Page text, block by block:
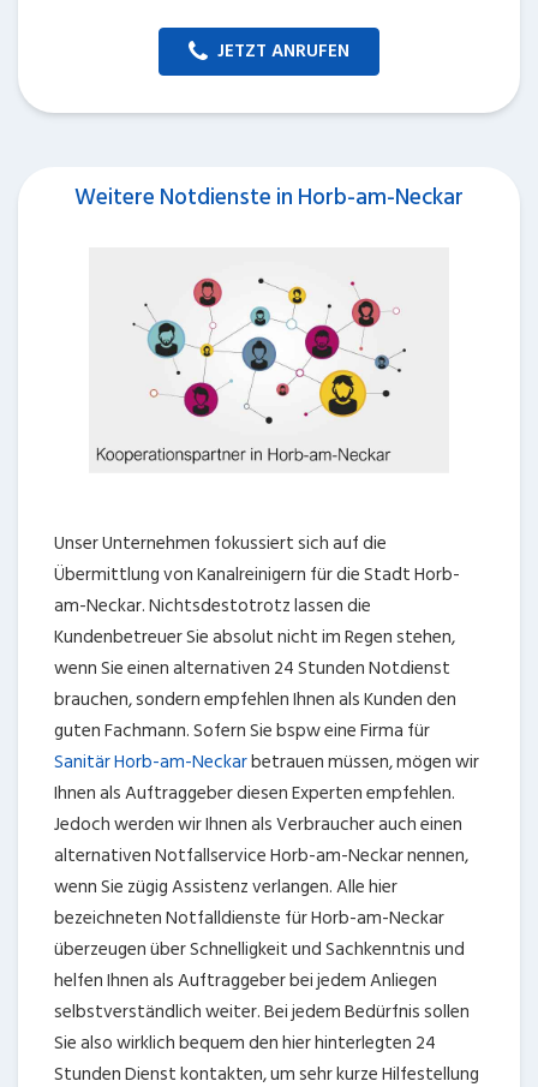
JETZT ANRUFEN
Weitere Notdienste in Horb-am-Neckar
Unser Unternehmen fokussiert sich auf die
Übermittlung von Kanalreinigern für die Stadt Horb-
am-Neckar. Nichtsdestotrotz lassen die
Kundenbetreuer Sie absolut nicht im Regen stehen,
wenn Sie einen alternativen 24 Stunden Notdienst
brauchen, sondern empfehlen Ihnen als Kunden den
guten Fachmann. Sofern Sie bspw eine Firma für
Sanitär Horb-am-Neckarbetrauen müssen, mögen wir
Ihnen als Auftraggeber diesen Experten empfehlen.
Jedoch werden wir Ihnen als Verbraucher auch einen
alternativen Notfallservice Horb-am-Neckar nennen,
wenn Sie zügig Assistenz verlangen. Alle hier
bezeichneten Notfalldienste für Horb-am-Neckar
überzeugen über Schnelligkeit und Sachkenntnis und
helfen Ihnen als Auftraggeber bei jedem Anliegen
selbstverständlich weiter. Bei jedem Bedürfnis sollen
Sie also wirklich bequem den hier hinterlegten 24
Stunden Dienst kontakten, um sehr kurze Hilfestellung